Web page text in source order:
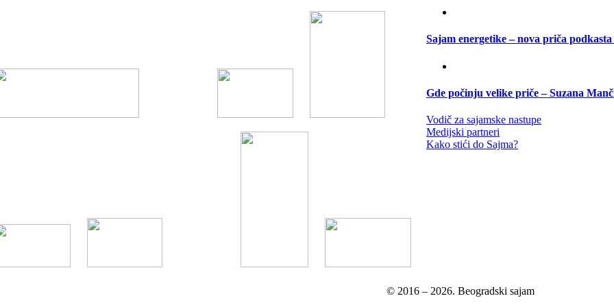
Sajam energetike – nova priča
Gde počinju velike priče – Suzana
Vodič za sajamske nastupe
Medijski partneri
Kako stići do Sajma?
© 2016 – 2026. Beogradski sajam